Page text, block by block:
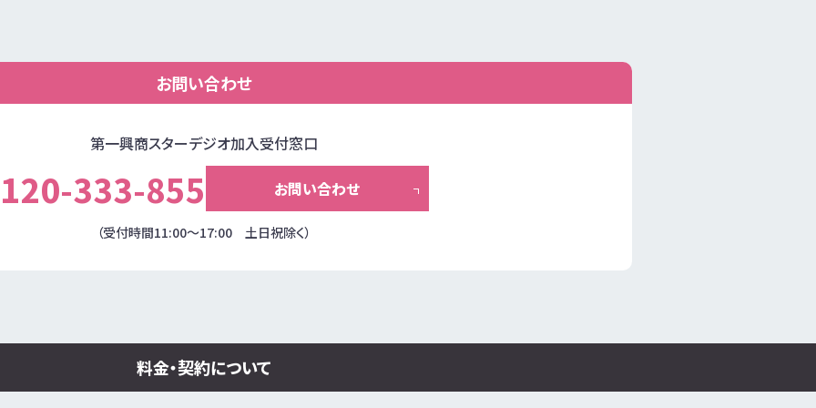
お問い合わせ
第一興商スターデジオ加入受付窓口
333-855 お問い合わせ
（受付時間11:00～17:00 土日祝除く）
料金・契約について